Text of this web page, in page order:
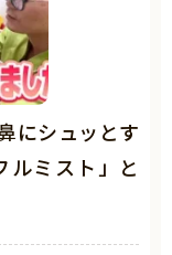
にシュッとす
ルミスト」と